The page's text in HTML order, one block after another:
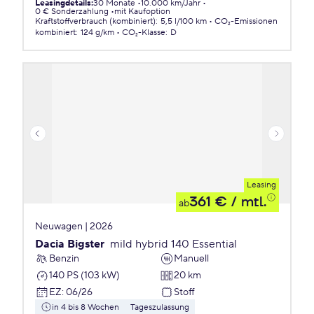
Leasingdetails:30 Monate 10.000 km/Jahr
0 € Sonderzahlung
mit Kaufoption
Kraftstoffverbrauch (kombiniert): 5,5 l/100 km
CO₂-Emissionen
kombiniert: 124 g/km CO₂-Klasse: D
Leasing
ab361 € / mtl.
Neuwagen | 2026
Dacia Bigster mild hybrid 140 Essential
Benzin
Manuell
140 PS (103 kW)
20 km
EZ: 06/26 Stoff
in 4 bis 8 Wochen
Tageszulassung